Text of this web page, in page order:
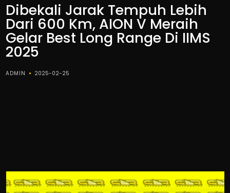
Dibekali Jarak Tempuh Lebih
Dari 600 Km, AION V Meraih
Gelar Best Long Range Di IIMS
2025
ADMIN 2025-02-25